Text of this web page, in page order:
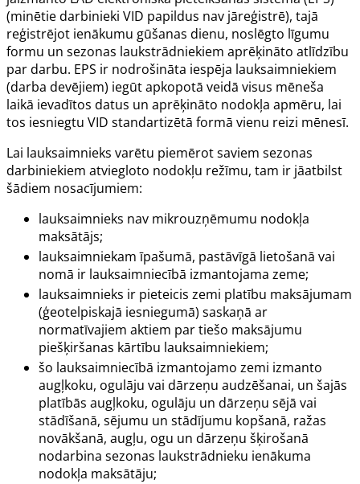
(minētie darbinieki VID papildus nav jāreģistrē), tajā
reģistrējot ienākumu gūšanas dienu, noslēgto līgumu
formu un sezonas laukstrādniekiem aprēķināto atlīdzību
par darbu. EPS ir nodrošināta iespēja lauksaimniekiem
(darba devējiem) iegūt apkopotā veidā visus mēneša
laikā ievadītos datus un aprēķināto nodokļa apmēru, lai
tos iesniegtu VID standartizētā formā vienu reizi mēnesī.
Lai lauksaimnieks varētu piemērot saviem sezonas
darbiniekiem atviegloto nodokļu režīmu, tam ir jāatbilst
šādiem nosacījumiem:
lauksaimnieks nav mikrouzņēmumu nodokļa
maksātājs;
lauksaimniekam īpašumā, pastāvīgā lietošanā vai
nomā ir lauksaimniecībā izmantojama zeme;
lauksaimnieks ir pieteicis zemi platību maksājumam
(ģeotelpiskajā iesniegumā) saskaņā ar
normatīvajiem aktiem par tiešo maksājumu
piešķiršanas kārtību lauksaimniekiem;
šo lauksaimniecībā izmantojamo zemi izmanto
augļkoku, ogulāju vai dārzeņu audzēšanai, un šajās
platībās augļkoku, ogulāju un dārzeņu sējā vai
stādīšanā, sējumu un stādījumu kopšanā, ražas
novākšanā, augļu, ogu un dārzeņu šķirošanā
nodarbina sezonas laukstrādnieku ienākuma
nodokļa maksātāju;